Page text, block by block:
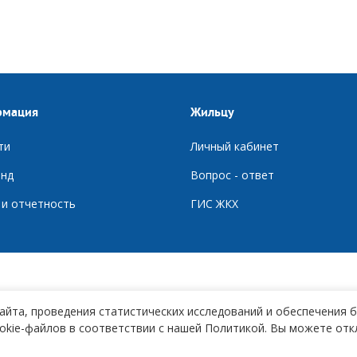
отчетность
Жильцу
Личный кабинет
Вопрос - ответ
ГИС ЖКХ
проведения статистических исследований и обеспечения
файлов в соответствии с нашей Политикой. Вы можете